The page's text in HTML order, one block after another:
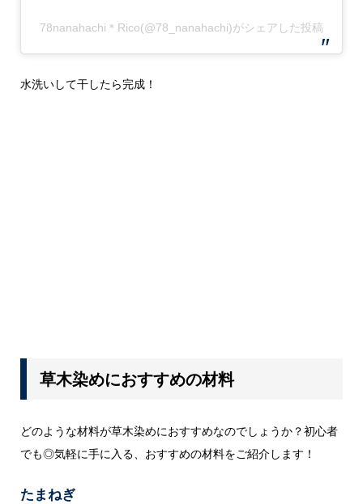
78nanahachi＊Rico(@78_nanahachi)がシェアした投稿
水洗いして干したら完成！
草木染めにおすすめの材料
どのような材料が草木染めにおすすめなのでしょうか？初心者
でも◎気軽に手に入る、おすすめの材料をご紹介します！
たまねぎ